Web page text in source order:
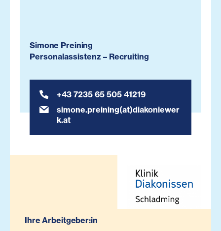
Simone Preining
Personalassistenz – Recruiting
+43 7235 65 505 41219
simone.preining(at)diakoniewer
k.at
Ihre Arbeitgeber:in